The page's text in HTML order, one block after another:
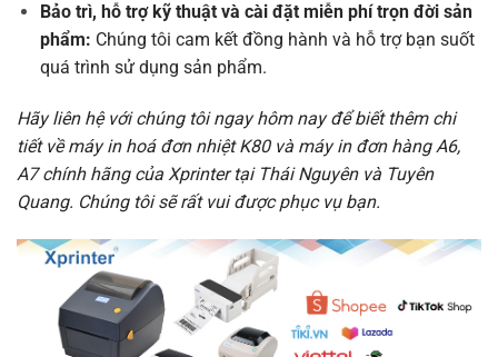
Bảo trì, hỗ trợ kỹ thuật và cài đặt miễn phí trọn đời sản
phẩm: Chúng tôi cam kết đồng hành và hỗ trợ bạn suốt
quá trình sử dụng sản phẩm.
Hãy liên hệ với chúng tôi ngay hôm nay để biết thêm chi
tiết về máy in hoá đơn nhiệt K80 và máy in đơn hàng A6,
A7 chínhhãng của Xprinter tại Thái Nguyên và Tuyên
Quang. Chúng tôi sẽ rất vui được phục vụ bạn.